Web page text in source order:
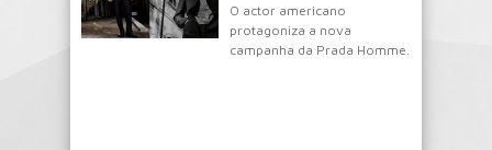
O actor americano
protagoniza a nova
campanha da Prada Homme.